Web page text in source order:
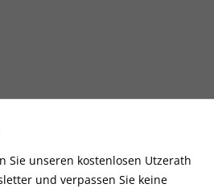
Sie unseren kostenlosen Utzerath
und verpassen Sie keine